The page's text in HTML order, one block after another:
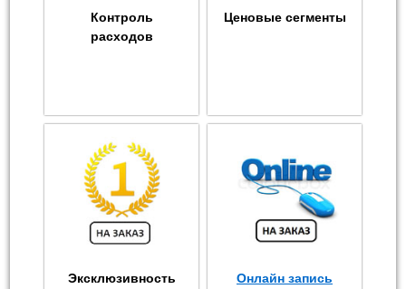
Контроль
расходов
Ценовые сегменты
Эксклюзивность Онлайн запись